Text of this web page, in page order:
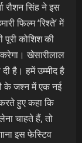
रौशन सिंह ने इस
फिल्म ‘रिश्ते’ में
पूरी कोशिश की
खेसारीलाल
है। हमें उम्मीद है
के जश्न में एक नई
हुए कहा कि
चाहते हैं, तो
इस फेस्टिव